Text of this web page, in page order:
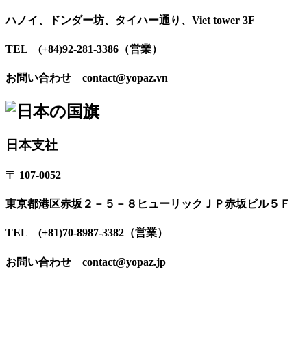
ハノイ、ドンダー坊、タイハー通り、Viet tower 3F
TEL (+84)92-281-3386（営業）
お問い合わせ contact@yopaz.vn
日本支社
〒 107-0052
東京都港区赤坂２－５－８ヒューリックＪＰ赤坂ビル５Ｆ
TEL (+81)70-8987-3382（営業）
お問い合わせ contact@yopaz.jp